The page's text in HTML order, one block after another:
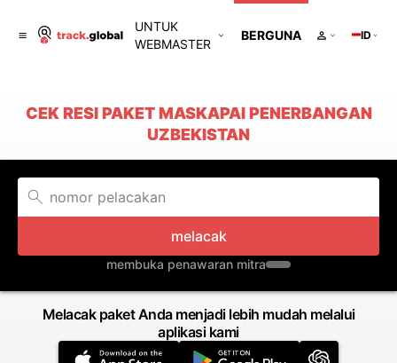
UNTUK
WEBMASTER
BERGUNA ID
CEK RESI PAKET MASKAPAI PENERBANGAN
UZBEKISTAN
melacak
membuka penawaran mitra
Melacak paket Anda menjadi lebih mudah melalui
aplikasi kami